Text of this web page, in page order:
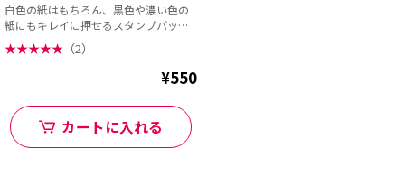
白色の紙はもちろん、黒色や濃い色の
紙にもキレイに押せるスタンプパッド
「Belle Cou...
★★★★★ （2）
¥550
カートに入れる